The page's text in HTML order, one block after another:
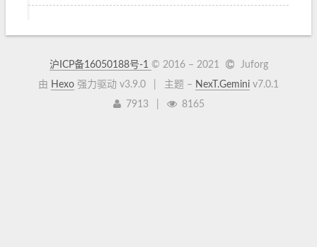
沪ICP备16050188号-1 © 2016 – 2021
Juforg
由 Hexo 强力驱动 v3.9.0 主题 – NexT.Gemini v7.0.1
7913
8165